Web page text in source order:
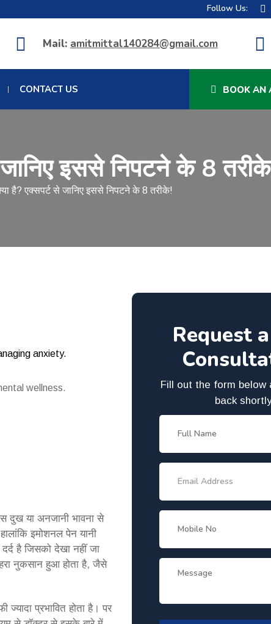
Follow Us:
Mail: amitmittal140284@gmail.com
CONTACT US BOOK AN
इससे निपटने के 8
है? एक्सपर्ट से जानिए इससे निपटने के 8 तरीके!
wellness.
दुख या अनजानी भावना से
इमोशनल पेन यानी
है जिसको देखा नहीं जा
नुकसान हुआ होता है, जैसे
प्रभावित होता है। पर
Request
Fill out the form below
back